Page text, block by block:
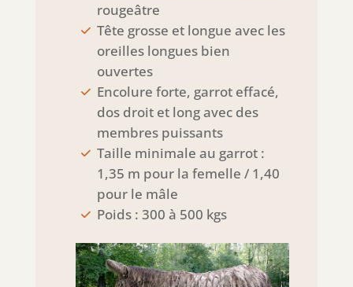
rougeâtre
Tête grosse et longue avec les
oreilles longues bien
ouvertes
Encolure forte, garrot effacé,
dos droit et long avec des
membres puissants
Taille minimale au garrot :
1,35 m pour la femelle / 1,40
pour le mâle
Poids : 300 à 500 kgs